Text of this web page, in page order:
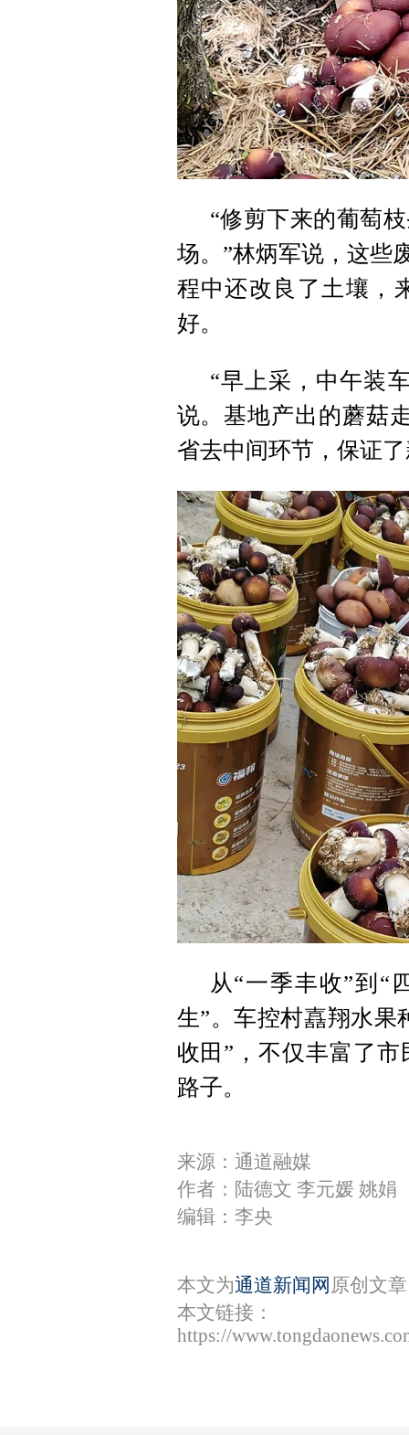
“修剪下来的葡萄
场。”林炳军说，这些
程中还改良了土壤，
好。
“早上采，中午装
说。基地产出的蘑菇
省去中间环节，保证
从“一季丰收”到“
生”。车控村嚞翔水果
收田”，不仅丰富了
路子。
来源：通道融媒
作者：陆德文 李元媛 姚娟
编辑：李央
本文为通道新闻网 原创文
本文链接：
https://